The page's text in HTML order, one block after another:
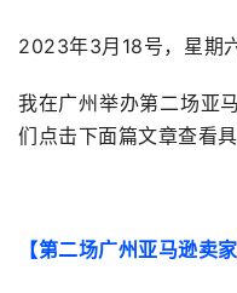
2023年3月18号，星期六
我在广州举办第二场亚
们点击下面篇文章查看具
【第二场广州亚马逊卖